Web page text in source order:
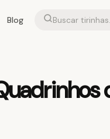
Blog